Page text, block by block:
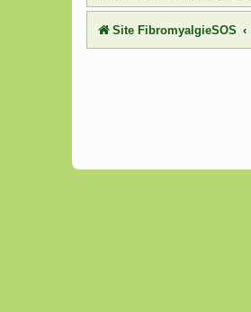
Site FibromyalgieSOS